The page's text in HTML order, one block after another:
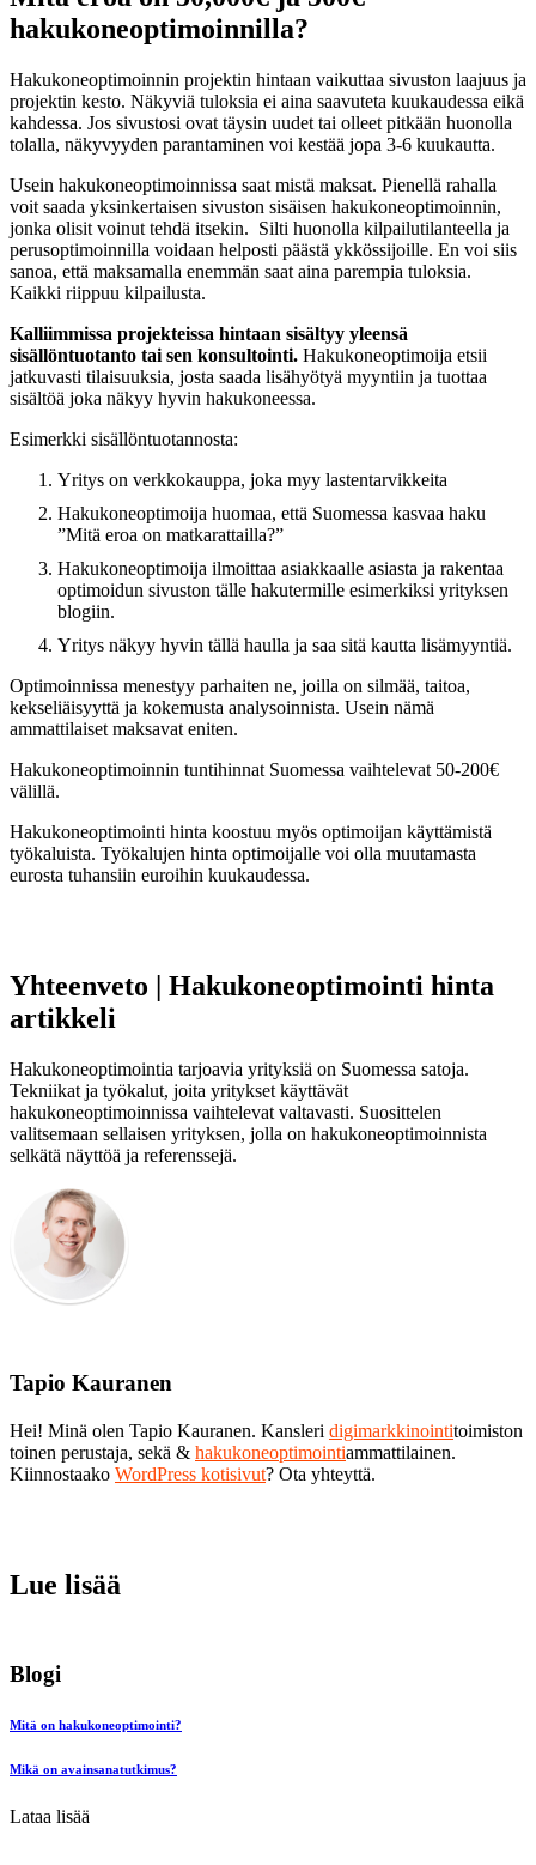
hakukoneoptimoinnilla?
Hakukoneoptimoinnin projektin hintaan vaikuttaa sivuston laajuus ja
projektin kesto. Näkyviä tuloksia ei aina saavuteta kuukaudessa eikä
kahdessa. Jos sivustosi ovat täysin uudet tai olleet pitkään huonolla
tolalla, näkyvyyden parantaminen voi kestää jopa 3-6 kuukautta.
Usein hakukoneoptimoinnissa saat mistä maksat. Pienellä rahalla
voit saada yksinkertaisen sivuston sisäisen hakukoneoptimoinnin,
jonka olisit voinut tehdä itsekin. Silti huonolla kilpailutilanteella ja
perusoptimoinnilla voidaan helposti päästä ykkössijoille. En voi siis
sanoa, että maksamalla enemmän saat aina parempia tuloksia.
Kaikki riippuu kilpailusta.
Kalliimmissa projekteissa hintaan sisältyy yleensä
sisällöntuotanto tai sen konsultointi. Hakukoneoptimoija etsii
jatkuvasti tilaisuuksia, josta saada lisähyötyä myyntiin ja tuottaa
sisältöä joka näkyy hyvin hakukoneessa.
Esimerkki sisällöntuotannosta:
Yritys on verkkokauppa, joka myy lastentarvikkeita
Hakukoneoptimoija huomaa, että Suomessa kasvaa haku
”Mitä eroa on matkarattailla?”
Hakukoneoptimoija ilmoittaa asiakkaalle asiasta ja rakentaa
optimoidun sivuston tälle hakutermille esimerkiksi yrityksen
blogiin.
Yritys näkyy hyvin tällä haulla ja saa sitä kautta lisämyyntiä.
Optimoinnissa menestyy parhaiten ne, joilla on silmää, taitoa,
kekseliäisyyttä ja kokemusta analysoinnista. Usein nämä
ammattilaiset maksavat eniten.
Hakukoneoptimoinnin tuntihinnat Suomessa vaihtelevat 50-200€
välillä.
Hakukoneoptimointi hinta koostuu myös optimoijan käyttämistä
työkaluista. Työkalujen hinta optimoijalle voi olla muutamasta
eurosta tuhansiin euroihin kuukaudessa.
Yhteenveto | Hakukoneoptimointi hinta
artikkeli
Hakukoneoptimointia tarjoavia yrityksiä on Suomessa satoja.
Tekniikat ja työkalut, joita yritykset käyttävät
hakukoneoptimoinnissa vaihtelevat valtavasti. Suosittelen
valitsemaan sellaisen yrityksen, jolla on hakukoneoptimoinnista
selkätä näyttöä ja referenssejä.
Tapio Kauranen
Hei! Minä olen Tapio Kauranen. Kansleri digimarkkinointitoimiston
toinen perustaja, sekä & hakukoneoptimointiammattilainen.
Kiinnostaako WordPress kotisivut? Ota yhteyttä.
Lue lisää
Blogi
Mitä on hakukoneoptimointi?
Mikä on avainsanatutkimus?
Lataa lisää